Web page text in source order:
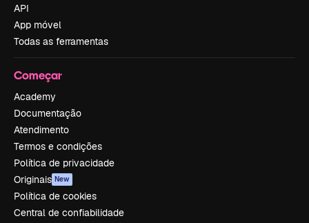
API
App móvel
Todas as ferramentas
Começar
Academy
Documentação
Atendimento
Termos e condições
Política de privacidade
Originais New
Política de cookies
Central de confiabilidade